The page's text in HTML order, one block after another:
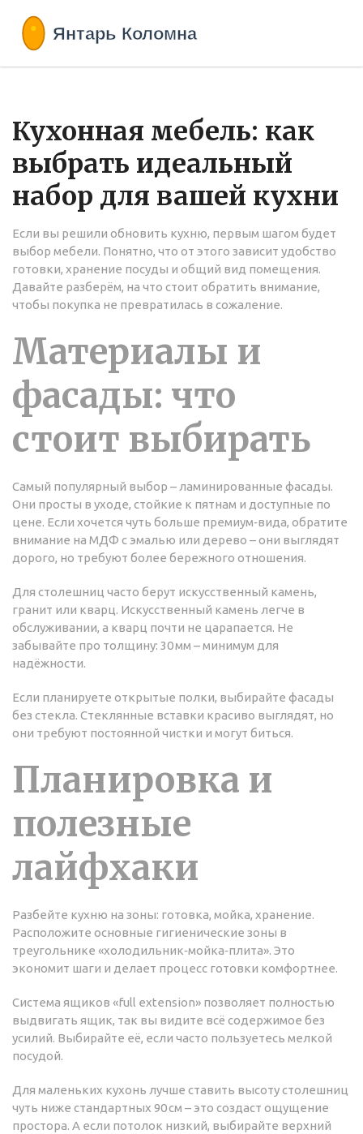
Кухонная мебель: как
выбрать идеальный
набор для вашей кухни
Если вы решили обновить кухню, первым шагом будет
выбор мебели. Понятно, что от этого зависит удобство
готовки, хранение посуды и общий вид помещения.
Давайте разберём, на что стоит обратить внимание,
чтобы покупка не превратилась в сожаление.
Материалы и
фасады: что
стоит выбирать
Самый популярный выбор – ламинированные фасады.
Они просты в уходе, стойкие к пятнам и доступные по
цене. Если хочется чуть больше премиум‑вида, обратите
внимание на МДФ с эмалью или дерево – они выглядят
дорого, но требуют более бережного отношения.
Для столешниц часто берут искусственный камень,
гранит или кварц. Искусственный камень легче в
обслуживании, а кварц почти не царапается. Не
забывайте про толщину: 30 мм – минимум для
надёжности.
Если планируете открытые полки, выбирайте фасады
без стекла. Стеклянные вставки красиво выглядят, но
они требуют постоянной чистки и могут биться.
Планировка и
полезные
лайфхаки
Разбейте кухню на зоны: готовка, мойка, хранение.
Расположите основные гигиенические зоны в
треугольнике «холодильник‑мойка‑плита». Это
экономит шаги и делает процесс готовки комфортнее.
Система ящиков «full extension» позволяет полностью
выдвигать ящик, так вы видите всё содержимое без
усилий. Выбирайте её, если часто пользуетесь мелкой
посудой.
Для маленьких кухонь лучше ставить высоту столешниц
чуть ниже стандартных 90 см – это создаст ощущение
простора. А если потолок низкий, выбирайте верхний